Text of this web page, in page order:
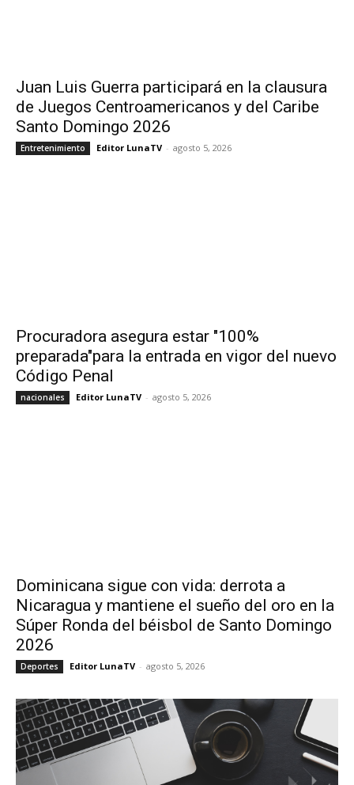
Juan Luis Guerra participará en la clausura
de Juegos Centroamericanos y del Caribe
Santo Domingo 2026
Entretenimiento Editor LunaTV - agosto 5, 2026
Procuradora asegura estar "100%
preparada"para la entrada en vigor del nuevo
Código Penal
nacionales Editor LunaTV - agosto 5, 2026
Dominicana sigue con vida: derrota a
Nicaragua y mantiene el sueño del oro en la
Súper Ronda del béisbol de Santo Domingo
2026
Deportes Editor LunaTV - agosto 5, 2026